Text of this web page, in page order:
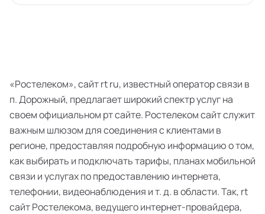
«Ростелеком», сайт rt ru, известный оператор связи в
п. Дорожный, предлагает широкий спектр услуг на
своем официальном рт сайте. Ростелеком сайт служит
важным шлюзом для соединения с клиентами в
регионе, предоставляя подробную информацию о том,
как выбирать и подключать тарифы, планах мобильной
связи и услугах по предоставлению интернета,
телефонии, видеонаблюдения и т. д. в области. Так, rt
сайт Ростелекома, ведущего интернет-провайдера,